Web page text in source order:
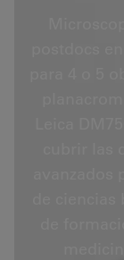
postdocs
para 4 o 5
Leica
cubrir
de
de